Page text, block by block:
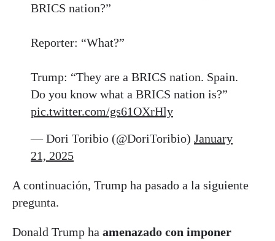
BRICS nation?”
Reporter: “What?”
Trump: “They are a BRICS nation. Spain.
Do you know what a BRICS nation is?”
pic.twitter.com/gs61OXrHly
— Dori Toribio (@DoriToribio) January
21, 2025
A continuación, Trump ha pasado a la siguiente
pregunta.
Donald Trump ha amenazado con imponer